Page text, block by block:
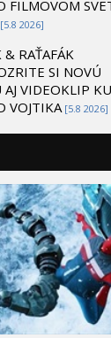
FILMOVOM
[5.8 2026]
RAŤAFÁK
SI NOVÚ
VIDEOKLIP KU
VOJTIKA [5.8 2026]